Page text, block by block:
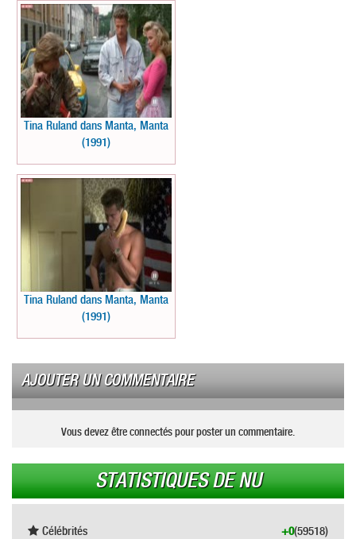
Tina Ruland dans Manta, Manta
(1991)
Tina Ruland dans Manta, Manta
(1991)
AJOUTER UN COMMENTAIRE
Vous devez être connectés pour poster un commentaire.
STATISTIQUES DE NU
Célébrités (59518)
+0